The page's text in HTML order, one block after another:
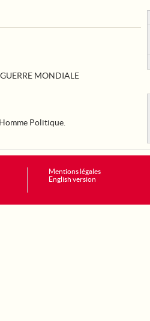
MONDIALE
Politique.
Mentions légales
English version